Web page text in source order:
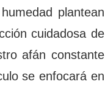
plantean
cuidadosa de
afán constante
se enfocará en